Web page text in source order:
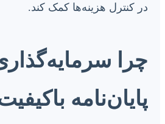
در کنترل هزینه‌ها کمک کند.
چرا
پایان‌نامه